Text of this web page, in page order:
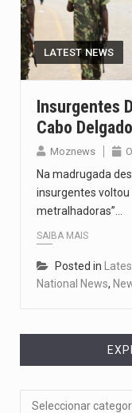
LATEST NEWS
Insurgentes
Cabo Delgado
Moznews
Na madrugada
insurgentes voltou
metralhadoras”…
SAIBA MAIS
Posted in
National News,